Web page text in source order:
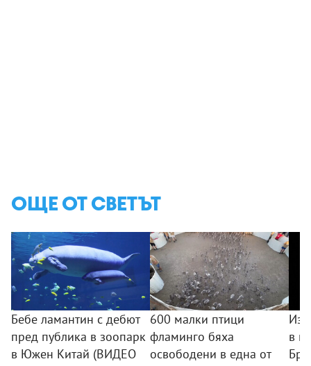
ОЩЕ ОТ СВЕТЪТ
Бебе ламантин с дебют
пред публика в зоопарк
в Южен Китай (ВИДЕО
600 малки птици
фламинго бяха
освободени в една от
в